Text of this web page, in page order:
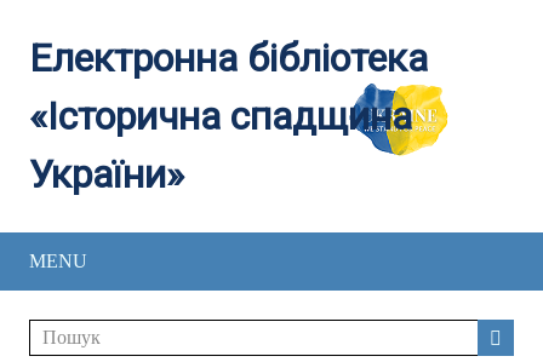
Електронна бібліотека
«Історична спадщина
України»
MENU